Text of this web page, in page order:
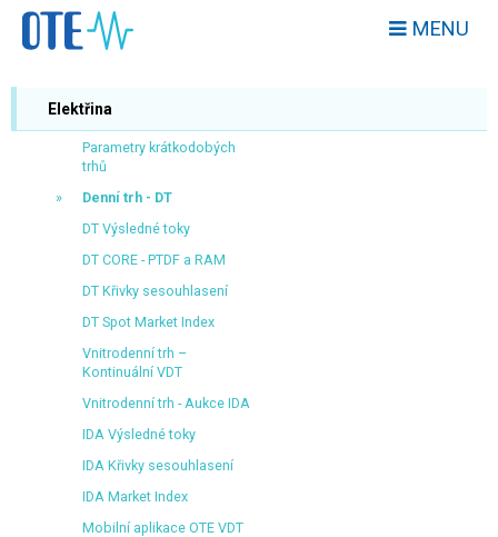
MENU
Elektřina
Parametry krátkodobých
trhů
Denní trh - DT
DT Výsledné toky
DT CORE - PTDF a RAM
DT Křivky sesouhlasení
DT Spot Market Index
Vnitrodenní trh –
Kontinuální VDT
Vnitrodenní trh - Aukce IDA
IDA Výsledné toky
IDA Křivky sesouhlasení
IDA Market Index
Mobilní aplikace OTE VDT